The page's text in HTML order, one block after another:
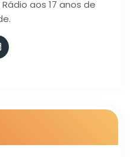
aos 17 anos de